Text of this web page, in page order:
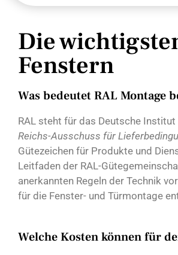
Die
Fenstern
Was bedeutet RAL Montage
RAL steht für das Deutsche
Reichs-Ausschuss für
Gütezeichen für Produkte und
Leitfaden der RAL-
anerkannten Regeln der Technik
für die Fenster- und Türmontage
Welche Kosten können für